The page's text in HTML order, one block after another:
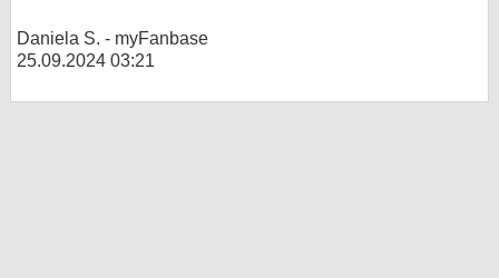
Daniela S. - myFanbase
25.09.2024 03:21